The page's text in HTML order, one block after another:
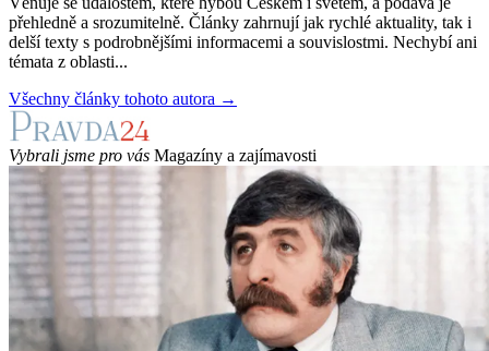
přehledně a srozumitelně. Články zahrnují jak rychlé aktuality, tak i
delší texty s podrobnějšími informacemi a souvislostmi. Nechybí ani
témata z oblasti...
Všechny články tohoto autora →
Vybrali jsme pro vás Magazíny a zajímavosti